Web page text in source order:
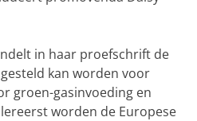
in haar proefschrift de
kan worden voor
groen-gasinvoeding en
worden de Europese